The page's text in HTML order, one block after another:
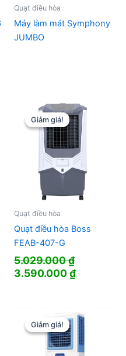
₫.
Quạt điều hòa
Máy làm mát Symphony
JUMBO
₫.
Giảm giá!
Giảm giá!
Quạt điều hòa
Quạt điều hòa Boss
FEAB-407-G
5.029.000₫
Giá
5.029.000 ₫.
3.590.000₫Giá
là:
Giảm giá!
Giảm giá!